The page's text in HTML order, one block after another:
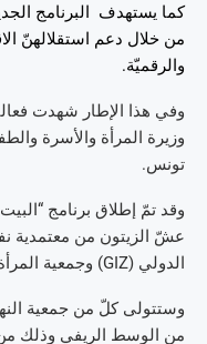
كما يستهدف البرنامج
من خلال دعم استقلالهنّ
والرقميّة.
وفي هذا الإطار شهدت
وزيرة المرأة والأسرة
تونس.
وقد تمّ إطلاق برنامج “البيت
عشّ الزيتون من معتمدية
الدولي (
GIZ
) وجمعية
وستتولى كلّ من جمعية
من الوسط الريفي وذلك